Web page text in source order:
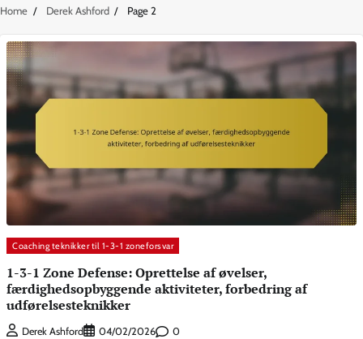
Home Derek Ashford Page 2
Coaching teknikker til 1-3-1 zoneforsvar
1-3-1 Zone Defense: Oprettelse af øvelser,
færdighedsopbyggende aktiviteter, forbedring af
udførelsesteknikker
Derek Ashford 04/02/2026 0